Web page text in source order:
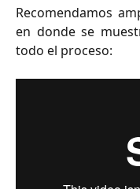
Recomendamos
en donde se
todo el proceso: